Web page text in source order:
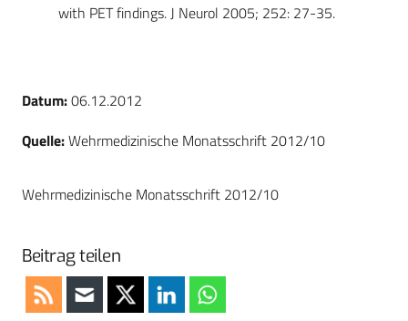
with PET findings. J Neurol 2005; 252: 27-35.
Datum:06.12.2012
Quelle:Wehrmedizinische Monatsschrift 2012/10
Wehrmedizinische Monatsschrift 2012/10
Beitrag teilen